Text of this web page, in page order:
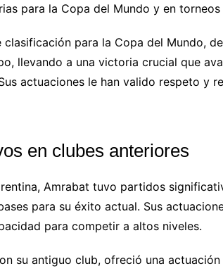
para la Copa del Mundo y en
para la Copa del Mundo,
llevando a una victoria crucial que
actuaciones le han valido respeto y
en clubes anteriores
Amrabat tuvo partidos
para su éxito actual. Sus
para competir a altos niveles.
su antiguo club, ofreció una